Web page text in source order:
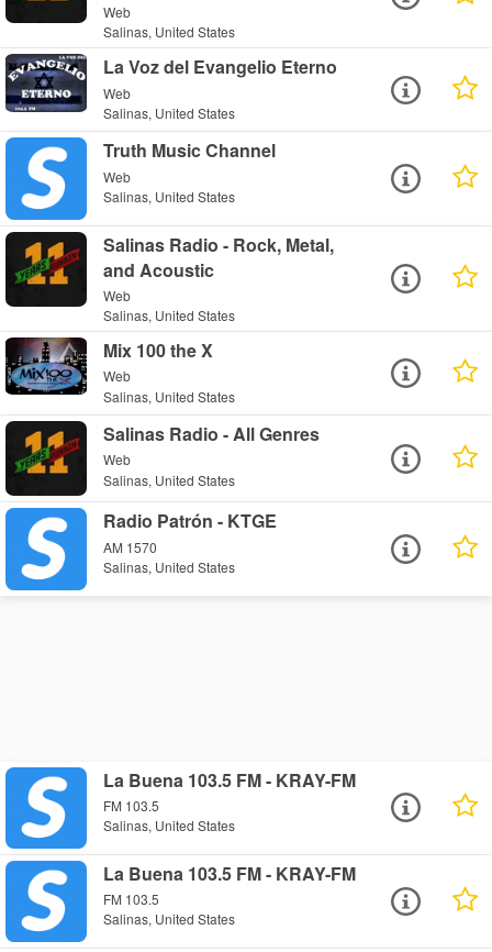
Web
Salinas, United States
La Voz del Evangelio Eterno
Web
Salinas, United States
Truth Music Channel
Web
Salinas, United States
Salinas Radio - Rock, Metal,
and Acoustic
Web
Salinas, United States
Mix 100 the X
Web
Salinas, United States
Salinas Radio - All Genres
Web
Salinas, United States
Radio Patrón - KTGE
AM 1570
Salinas, United States
La Buena 103.5 FM - KRAY-FM
FM 103.5
Salinas, United States
La Buena 103.5 FM - KRAY-FM
FM 103.5
Salinas, United States